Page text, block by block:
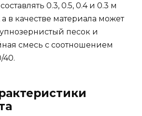
0.3, 0.5, 0.4 и 0.3 м
а в качестве материала может
песок и
смесь с соотношением
40.